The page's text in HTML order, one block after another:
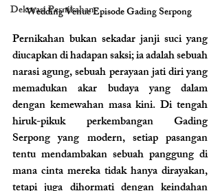
Dekorasi Pernikahan
Wedding Venue Episode Gading Serpong
Pernikahan bukan sekadar janji suci yang
diucapkan di hadapan saksi; ia adalah sebuah
narasi agung, sebuah perayaan jati diri yang
memadukan akar budaya yang dalam
dengan kemewahan masa kini. Di tengah
hiruk-pikuk perkembangan Gading
Serpong yang modern, setiap pasangan
tentu mendambakan sebuah panggung di
mana cinta mereka tidak hanya dirayakan,